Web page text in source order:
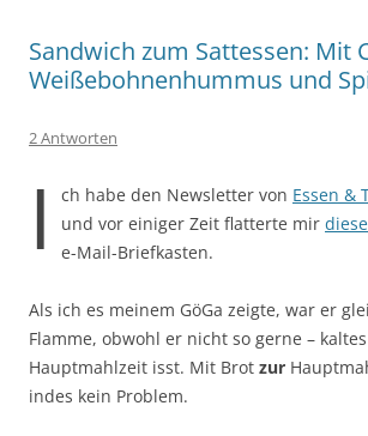
Sandwich zum Sattessen: Mit
Weißebohnenhummus und
2 Antworten
I ch habe den Newsletter von Essen &
und vor einiger Zeit flatterte mir
e-Mail-Briefkasten.
Als ich es meinem GöGa zeigte, war er
Flamme, obwohl er nicht so gerne –
Hauptmahlzeit isst. Mit Brot zur
indes kein Problem.